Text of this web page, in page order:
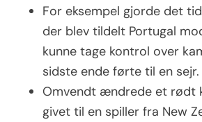
For eksempel gjorde det
der blev tildelt Portugal
kunne tage kontrol over
sidste ende førte til en sejr.
Omvendt ændrede et rødt
givet til en spiller fra New